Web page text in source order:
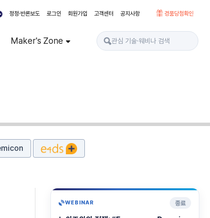
정정·반론보도 로그인 회원가입 고객센터 공지사항 경품당첨확인
Maker's Zone
WEBINAR 종료